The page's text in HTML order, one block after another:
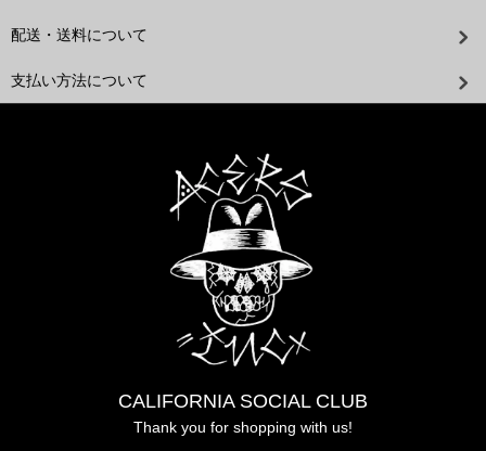
配送・送料について
支払い方法について
CALIFORNIA SOCIAL CLUB
Thank you for shopping with us!